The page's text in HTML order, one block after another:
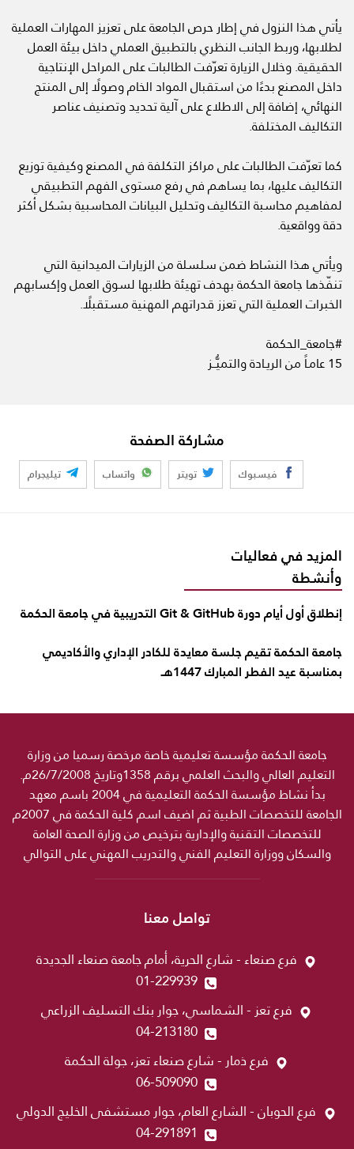
يأتي هذا النزول في إطار حرص الجامعة على تعزيز المهارات العملية
لطلابها، وربط الجانب النظري بالتطبيق العملي داخل بيئة العمل
الحقيقية. وخلال الزيارة تعرّفت الطالبات على المراحل الإنتاجية
داخل المصنع بدءًا من استقبال المواد الخام وصولًا إلى المنتج
النهائي، إضافة إلى الاطلاع على آلية تحديد وتصنيف عناصر
التكاليف المختلفة.
كما تعرّفت الطالبات على مراكز التكلفة في المصنع وكيفية توزيع
التكاليف عليها، بما يساهم في رفع مستوى الفهم التطبيقي
لمفاهيم محاسبة التكاليف وتحليل البيانات المحاسبية بشكل أكثر
دقة وواقعية.
ويأتي هذا النشاط ضمن سلسلة من الزيارات الميدانية التي
تنفّذها جامعة الحكمة بهدف تهيئة طلابها لسوق العمل وإكسابهم
الخبرات العملية التي تعزز قدراتهم المهنية مستقبلًا.
#جامعة_الحكمة
15 عامـاً من الريـادة والتميُّــز
مشاركة الصفحة
فيسبوك تويتر واتساب تيليجرام
المزيد في فعاليات
وأنشطة
إنطلاق أول أيام دورة Git & GitHub التدريبية في جامعة الحكمة
جامعة الحكمة تقيم جلسة معايدة للكادر الإداري والأكاديمي
بمناسبة عيد الفطر المبارك 1447هـ
جامعة الحكمة مؤسسة تعليمية خاصة مرخصة رسميا من وزارة
التعليم العالي والبحث العلمي برقم 1358وتاريخ 26/7/2008م.
بدأ نشاط مؤسسة الحكمة التعليمية في 2004 باسم معهد
الجامعة للتخصصات الطبية ثم اضيف اسم كلية الحكمة في 2007م
للتخصصات التقنية والإدارية بترخيص من وزارة الصحة العامة
والسكان ووزارة التعليم الفني والتدريب المهني على التوالي
تواصل معنا
فرع صنعاء - شارع الحرية، أمام جامعة صنعاء الجديدة
01-229939
فرع تعز - الشماسي، جوار بنك التسليف الزراعي
04-213180
فرع ذمار - شارع صنعاء تعز، جولة الحكمة
06-509090
فرع الحوبان - الشارع العام، جوار مستشفى الخليج الدولي
04-291891